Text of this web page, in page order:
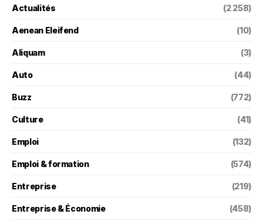
Actualités (2 258)
Aenean Eleifend (10)
Aliquam (3)
Auto (44)
Buzz (772)
Culture (41)
Emploi (132)
Emploi & formation (574)
Entreprise (219)
Entreprise & Économie (458)